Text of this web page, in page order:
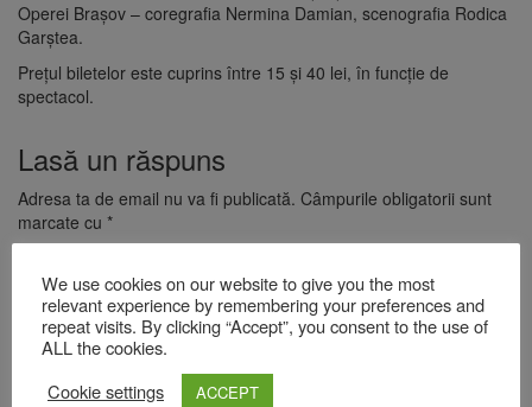
Operei Braşov – coregrafia Nermina Damian, scenografia Rodica
Garştea.
Preţul biletelor este cuprins între 15 şi 40 lei, în funcţie de
spectacol.
Lasă un răspuns
Adresa ta de email nu va fi publicată. Câmpurile obligatorii sunt
marcate cu *
We use cookies on our website to give you the most
relevant experience by remembering your preferences and
repeat visits. By clicking “Accept”, you consent to the use of
ALL the cookies.
Cookie settings
ACCEPT